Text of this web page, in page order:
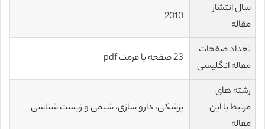
سال انتشار
مقاله
تعداد صفحات
مقاله انگلیسی
رشته های
مرتبط با این
مقاله
پزشکی، دارو سازی، شیمی و زیست شناسی